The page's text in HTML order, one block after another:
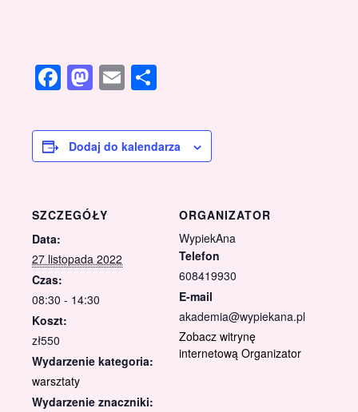
Facebook
Mastodon
Email
Dodaj do kalendarza
SZCZEGÓŁY
Data:
27 listopada 2022
Czas:
08:30 - 14:30
Koszt:
zł550
Wydarzenie kategoria:
warsztaty
Wydarzenie znaczniki:
ORGANIZATOR
WypiekAna
Telefon
608419930
E-mail
akademia@wypiekana.pl
Zobacz witrynę
internetową Organizator